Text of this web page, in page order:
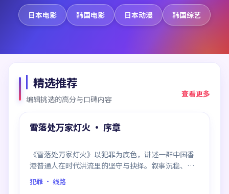
日本电影 韩国电影 日本动漫 韩国综艺
精选推荐
编辑挑选的高分与口碑内容
查看更多
精选
99:20
雪落处万家灯火 · 序章
《雪落处万家灯火》以犯罪为底色，讲述一群中国香
港普通人在时代洪流里的坚守与抉择。叙事沉稳、群
像饱满，每一场对手戏都打磨得克制而精确，回味悠
长。
犯罪 · 线路